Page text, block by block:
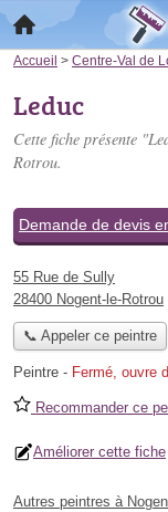
Accueil > Centre-Val de
Leduc
Cette fiche présente
Rotrou.
Demande de devis
55 Rue de Sully
28400 Nogent-le-Rotrou
📞 Appeler ce peintre
Peintre - Fermé, ouvre
Recommander ce
Améliorer cette fiche
Autres peintres à